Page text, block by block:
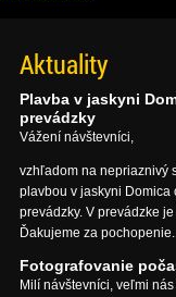
Aktuality
Plavba v jaskyni
prevádzky
Vážení návštevníci,
vzhľadom na nepriaznivý
plavbou v jaskyni Domica
prevádzky. V prevádzke
Ďakujeme za pochopenie.
Fotografovanie
Milí návštevníci, veľmi